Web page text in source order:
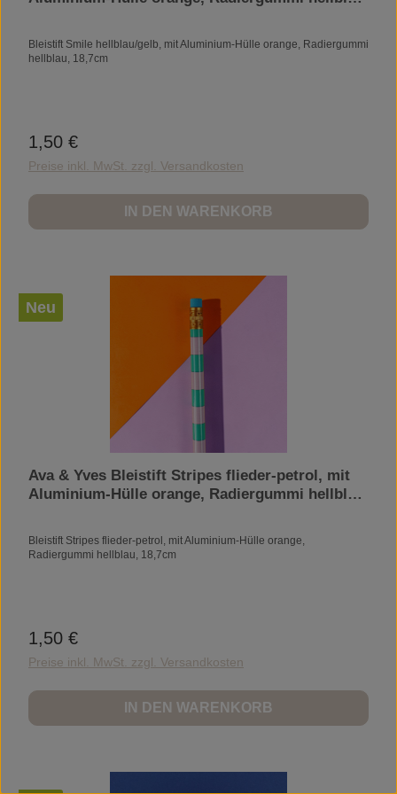
Bleistift Smile hellblau/gelb, mit Aluminium-Hülle orange, Radiergummi
hellblau, 18,7cm
Regulärer Preis:
1,50 €
Preise inkl. MwSt. zzgl. Versandkosten
IN DEN WARENKORB
Neu
Ava & Yves Bleistift Stripes flieder-petrol, mit
Aluminium-Hülle orange, Radiergummi hellblau,
Bleistift Stripes flieder-petrol, mit Aluminium-Hülle orange,
Radiergummi hellblau, 18,7cm
Regulärer Preis:
1,50 €
Preise inkl. MwSt. zzgl. Versandkosten
IN DEN WARENKORB